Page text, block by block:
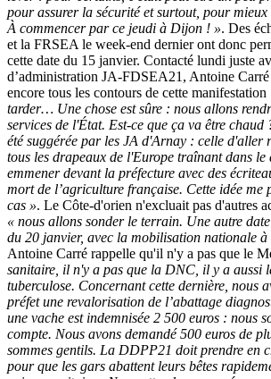
pour assurer la sécurité et surtout, pour
À commencer par ce jeudi à Dijon ! ». Des
et la FRSEA le week-end dernier ont donc
cette date du 15 janvier. Contacté lundi juste
d’administration JA-FDSEA21, Antoine Carré
encore tous les contours de cette manifestation
tarder… Une chose est sûre : nous allons
services de l'État. Est-ce que ça va être chaud
été suggérée par les JA d'Arnay : celle d'aller
tous les drapeaux de l'Europe traînant dans le
emmener devant la préfecture avec des
mort de l’agriculture française. Cette idée me
cas ». Le Côte-d'orien n'excluait pas d'autres
« nous allons sonder le terrain. Une autre
du 20 janvier, avec la mobilisation nationale à
Antoine Carré rappelle qu'il n'y a pas que le
sanitaire, il n'y a pas que la DNC, il y a aussi
tuberculose. Concernant cette dernière, nous
préfet une revalorisation de l’abattage
une vache est indemnisée 2 500 euros : nous
compte. Nous avons demandé 500 euros de
sommes gentils. La DDPP21 doit prendre en
pour que les gars abattent leurs bêtes